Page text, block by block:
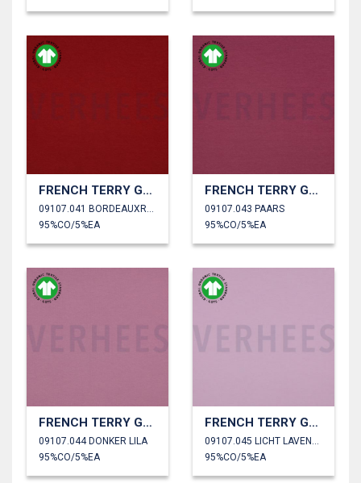
FRENCH TERRY GOTS
09107.041 BORDEAUXROOD
95%CO/5%EA
FRENCH TERRY GOTS
09107.043 PAARS
95%CO/5%EA
FRENCH TERRY GOTS
09107.044 DONKER LILA
95%CO/5%EA
FRENCH TERRY GOTS
09107.045 LICHT LAVENDEL
95%CO/5%EA